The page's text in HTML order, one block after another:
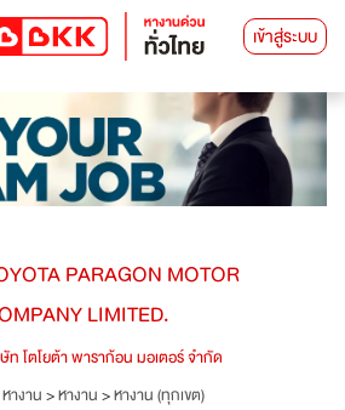
เข้าสู่ระบบ
PARAGON MOTOR
LIMITED.
ท โตโยต้า พาราก้อน มอเตอร์ จำกัด
หางาน>หางาน>หางาน (ทุกเขต)